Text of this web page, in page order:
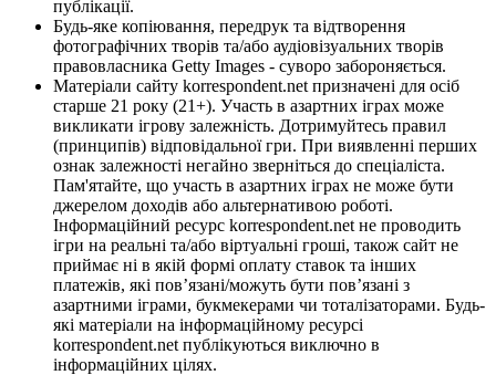
публікації.
Будь-яке копіювання, передрук та відтворення
фотографічних творів та/або аудіовізуальних творів
правовласника Getty Images - суворо забороняється.
Матеріали сайту korrespondent.net призначені для осіб
старше 21 року (21+). Участь в азартних іграх може
викликати ігрову залежність. Дотримуйтесь правил
(принципів) відповідальної гри. При виявленні перших
ознак залежності негайно зверніться до спеціаліста.
Пам'ятайте, що участь в азартних іграх не може бути
джерелом доходів або альтернативою роботі.
Інформаційний ресурс korrespondent.net не проводить
ігри на реальні та/або віртуальні гроші, також сайт не
приймає ні в якій формі оплату ставок та інших
платежів, які пов’язані/можуть бути пов’язані з
азартними іграми, букмекерами чи тоталізаторами. Будь-
які матеріали на інформаційному ресурсі
korrespondent.net публікуються виключно в
інформаційних цілях.